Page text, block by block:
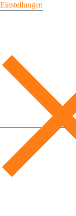
Einstellungen